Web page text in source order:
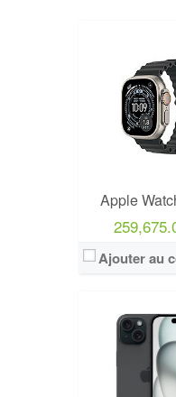
Apple
Ajouter au